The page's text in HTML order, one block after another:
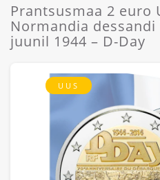
Prantsusmaa 2 euro
Normandia dessandi
juunil 1944 – D-Day
UUS